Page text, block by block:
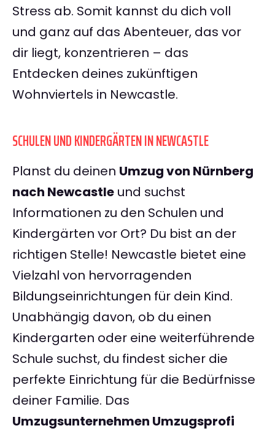
Stress ab. Somit kannst du dich voll
und ganz auf das Abenteuer, das vor
dir liegt, konzentrieren – das
Entdecken deines zukünftigen
Wohnviertels in Newcastle.
SCHULEN UND KINDERGÄRTEN IN NEWCASTLE
Planst du deinen Umzug von Nürnberg
nach Newcastle und suchst
Informationen zu den Schulen und
Kindergärten vor Ort? Du bist an der
richtigen Stelle! Newcastle bietet eine
Vielzahl von hervorragenden
Bildungseinrichtungen für dein Kind.
Unabhängig davon, ob du einen
Kindergarten oder eine weiterführende
Schule suchst, du findest sicher die
perfekte Einrichtung für die Bedürfnisse
deiner Familie. Das
Umzugsunternehmen Umzugsprofi